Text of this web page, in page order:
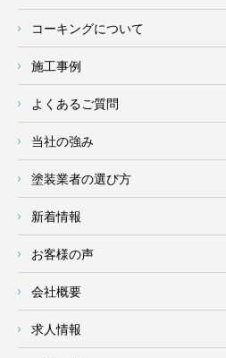
コーキングについて
施工事例
よくあるご質問
当社の強み
塗装業者の選び方
新着情報
お客様の声
会社概要
求人情報